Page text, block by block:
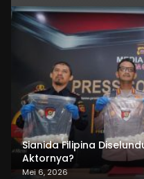
Sianida Filipina
Aktornya?
Mei 6, 2026